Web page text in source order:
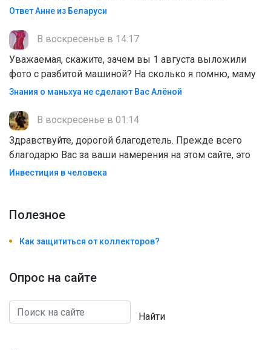
Ответ Анне из Беларуси
В воскресенье в 14:17
Уважаемая, скажите, зачем вы 1 августа выложили
фото с разбитой машиной? На сколько я помню, маму
Знания о маньхуа не сделают Вас Алëной
В воскресенье в 01:14
Здравствуйте, дорогой благодетель. Прежде всего
благодарю Вас за ваши намерения на этом сайте, это
Инвестиция в человека
Полезноe
Как защититься от коллекторов?
Опрос на сайте
Найти